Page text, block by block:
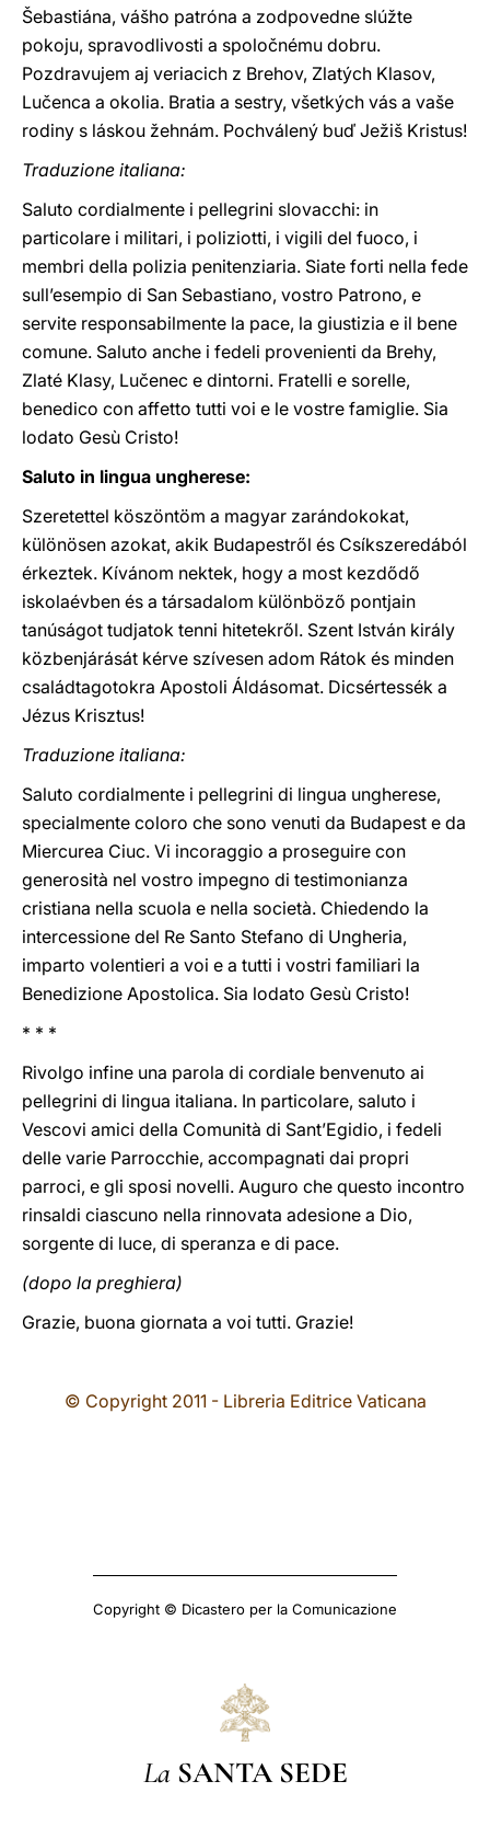
Šebastiána, vášho patróna a zodpovedne slúžte
pokoju, spravodlivosti a spoločnému dobru.
Pozdravujem aj veriacich z Brehov, Zlatých Klasov,
Lučenca a okolia. Bratia a sestry, všetkých vás a vaše
rodiny s láskou žehnám. Pochválený buď Ježiš Kristus!
Traduzione italiana:
Saluto cordialmente i pellegrini slovacchi: in
particolare i militari, i poliziotti, i vigili del fuoco, i
membri della polizia penitenziaria. Siate forti nella fede
sull’esempio di San Sebastiano, vostro Patrono, e
servite responsabilmente la pace, la giustizia e il bene
comune. Saluto anche i fedeli provenienti da Brehy,
Zlaté Klasy, Lučenec e dintorni. Fratelli e sorelle,
benedico con affetto tutti voi e le vostre famiglie. Sia
lodato Gesù Cristo!
Saluto in lingua ungherese:
Szeretettel köszöntöm a magyar zarándokokat,
különösen azokat, akik Budapestről és Csíkszeredából
érkeztek. Kívánom nektek, hogy a most kezdődő
iskolaévben és a társadalom különböző pontjain
tanúságot tudjatok tenni hitetekről. Szent István király
közbenjárását kérve szívesen adom Rátok és minden
családtagotokra Apostoli Áldásomat. Dicsértessék a
Jézus Krisztus!
Traduzione italiana:
Saluto cordialmente i pellegrini di lingua ungherese,
specialmente coloro che sono venuti da Budapest e da
Miercurea Ciuc. Vi incoraggio a proseguire con
generosità nel vostro impegno di testimonianza
cristiana nella scuola e nella società. Chiedendo la
intercessione del Re Santo Stefano di Ungheria,
imparto volentieri a voi e a tutti i vostri familiari la
Benedizione Apostolica. Sia lodato Gesù Cristo!
* * *
Rivolgo infine una parola di cordiale benvenuto ai
pellegrini di lingua italiana. In particolare, saluto i
Vescovi amici della Comunità di Sant’Egidio, i fedeli
delle varie Parrocchie, accompagnati dai propri
parroci, e gli sposi novelli. Auguro che questo incontro
rinsaldi ciascuno nella rinnovata adesione a Dio,
sorgente di luce, di speranza e di pace.
(dopo la preghiera)
Grazie, buona giornata a voi tutti. Grazie!
© Copyright 2011 - Libreria Editrice Vaticana
Copyright © Dicastero per la Comunicazione
La SANTA SEDE